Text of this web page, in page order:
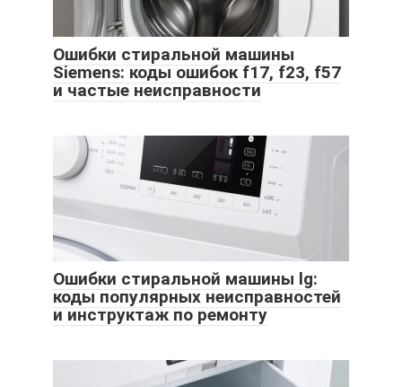
Ошибки стиральной машины
Siemens: коды ошибок f17, f23, f57
и частые неисправности
Ошибки стиральной машины lg:
коды популярных неисправностей
и инструктаж по ремонту